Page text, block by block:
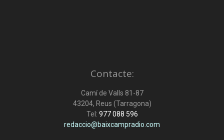
Contacte:
Camí de Valls 81-87
43204, Reus (Tarragona)
Tel: 977 088 596
redaccio@baixcampradio.com